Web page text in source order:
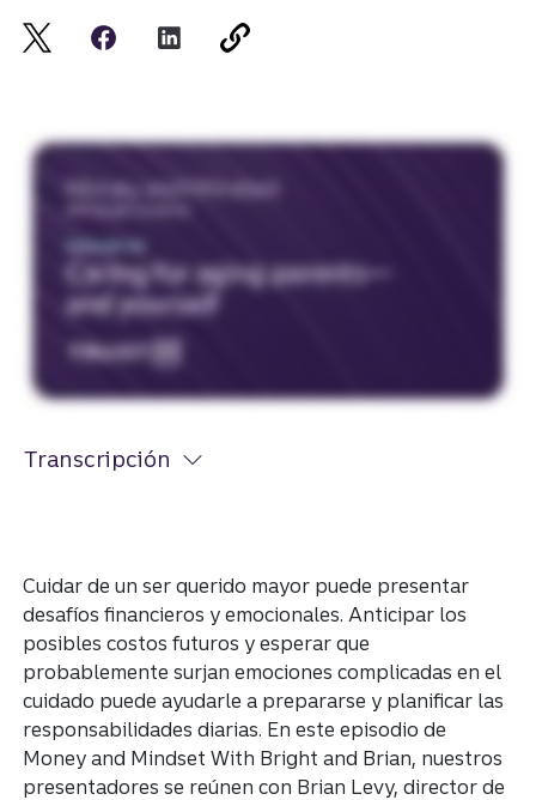
Transcripción
Cuidar de un ser querido mayor puede presentar
desafíos financieros y emocionales. Anticipar los
posibles costos futuros y esperar que
probablemente surjan emociones complicadas en el
cuidado puede ayudarle a prepararse y planificar las
responsabilidades diarias. En este episodio de
Money and Mindset With Bright and Brian, nuestros
presentadores se reúnen con Brian Levy, director de